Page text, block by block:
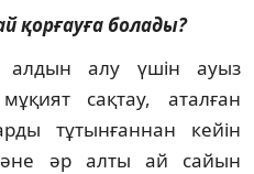
қорғауға болады?
алу үшін ауыз
сақтау, аталған
тұтынғаннан кейін
әр алты ай сайын